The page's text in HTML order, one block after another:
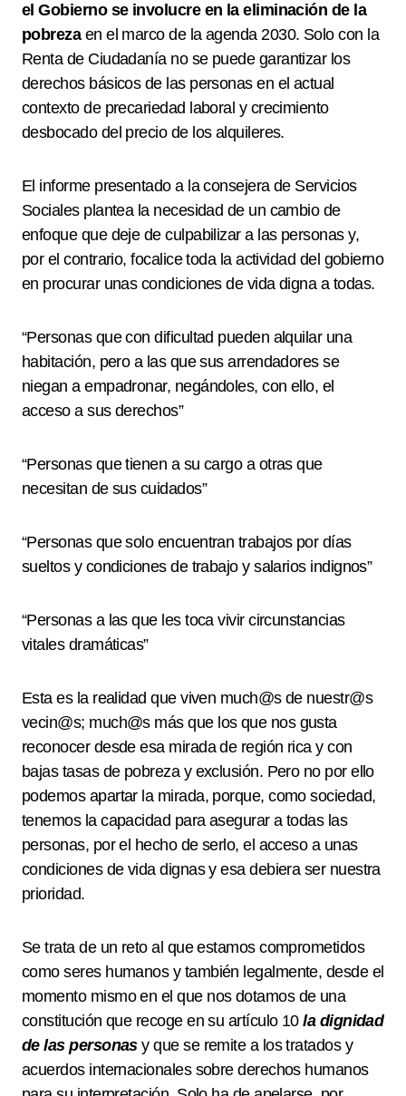
el Gobierno se involucre en la eliminación de la
pobrezaen el marco de la agenda 2030. Solo con la
Renta de Ciudadanía no se puede garantizar los
derechos básicos de las personas en el actual
contexto de precariedad laboral y crecimiento
desbocado del precio de los alquileres.
El informe presentado a la consejera de Servicios
Sociales plantea la necesidad de un cambio de
enfoque que deje de culpabilizar a las personas y,
por el contrario, focalice toda la actividad del gobierno
en procurar unas condiciones de vida digna a todas.
“Personas que con dificultad pueden alquilar una
habitación, pero a las que sus arrendadores se
niegan a empadronar, negándoles, con ello, el
acceso a sus derechos”
“Personas que tienen a su cargo a otras que
necesitan de sus cuidados”
“Personas que solo encuentran trabajos por días
sueltos y condiciones de trabajo y salarios indignos”
“Personas a las que les toca vivir circunstancias
vitales dramáticas”
Esta es la realidad que viven much@s de nuestr@s
vecin@s; much@s más que los que nos gusta
reconocer desde esa mirada de región rica y con
bajas tasas de pobreza y exclusión. Pero no por ello
podemos apartar la mirada, porque, como sociedad,
tenemos la capacidad para asegurar a todas las
personas, por el hecho de serlo, el acceso a unas
condiciones de vida dignas y esa debiera ser nuestra
prioridad.
Se trata de un reto al que estamos comprometidos
como seres humanos y también legalmente, desde el
momento mismo en el que nos dotamos de una
constitución que recoge en su artículo 10la dignidad
de las personas y que se remite a los tratados y
acuerdos internacionales sobre derechos humanos